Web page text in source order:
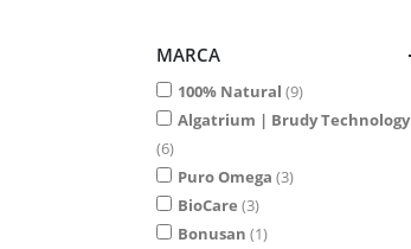
MARCA
100% Natural 9
Algatrium | Brudy Technology
6
Puro Omega 3
BioCare 3
Bonusan 1